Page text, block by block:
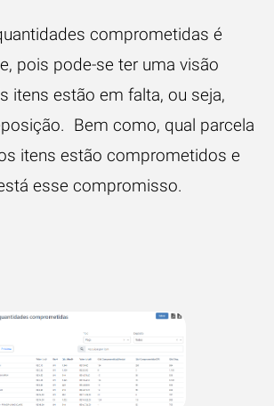
comprometidas é
pois pode-se ter uma visão
itens estão em falta, ou seja,
Bem como, qual parcela
itens estão comprometidos e
esse compromisso.